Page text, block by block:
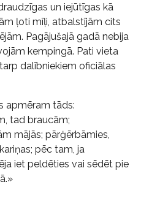
un iejūtīgas kā
ļoti mīļi, atbalstījām cits
Pagājušajā gadā nebija
kempingā. Pati vieta
dalībniekiem oficiālas
apmēram tāds:
tad braucām;
mājās; pārģērbāmies,
pēc tam, ja
iet peldēties vai sēdēt pie